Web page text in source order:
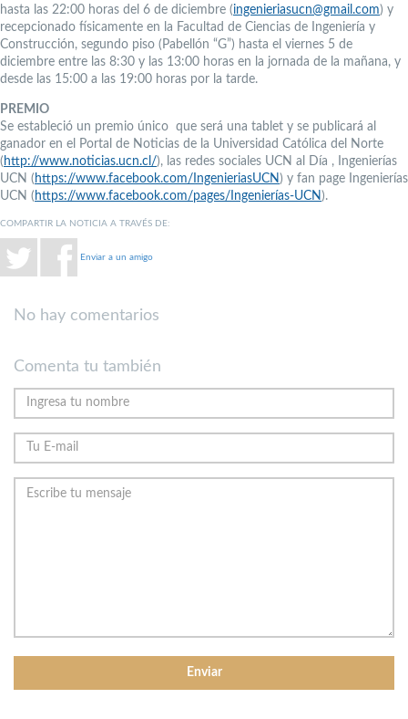
hasta las 22:00 horas del 6 de diciembre (ingenieriasucn@gmail.com) y
recepcionado físicamente en la Facultad de Ciencias de Ingeniería y
Construcción, segundo piso (Pabellón “G”) hasta el viernes 5 de
diciembre entre las 8:30 y las 13:00 horas en la jornada de la mañana, y
desde las 15:00 a las 19:00 horas por la tarde.
PREMIO
Se estableció un premio único que será una tablet y se publicará al
ganador en el Portal de Noticias de la Universidad Católica del Norte
( http://www.noticias.ucn.cl/), las redes sociales UCN al Día , Ingenierías
UCN ( https://www.facebook.com/IngenieriasUCN) y fan page Ingenierías
UCN ( https://www.facebook.com/pages/Ingenierías-UCN).
COMPARTIR LA NOTICIA A TRAVÉS DE:
Enviar a un amigo
No hay comentarios
Comenta tu también